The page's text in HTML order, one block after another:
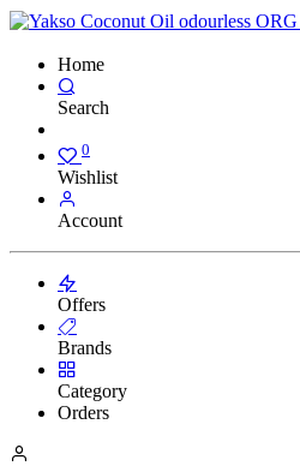
Home
Search
0
Wishlist
Account
Offers
Brands
Category
Orders